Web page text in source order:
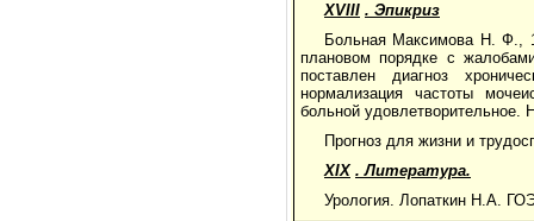
XVIII . Эпикриз
Больная Максимова Н. Ф.,
плановом порядке с
поставлен диагноз
нормализация частоты
больной удовлетворительное.
Прогноз для жизни и
XIX . Литература.
Урология. Лопаткин Н.А.